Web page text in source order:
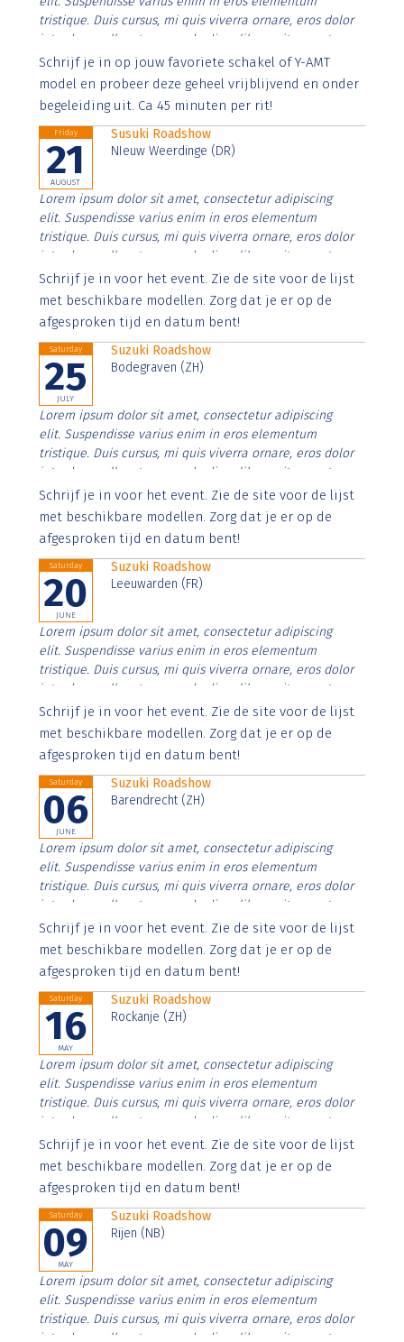
tristique. Duis cursus, mi quis viverra ornare, eros dolor
interdum nulla, ut commodo diam libero vitae erat.
Aenean faucibus nibh et justo cursus id rutrum lorem
imperdiet. Nunc ut sem vitae risus tristique posuere.
Schrijf je in op jouw favoriete schakel of Y-AMT
model en probeer deze geheel vrijblijvend en onder
begeleiding uit. Ca 45 minuten per rit!
Friday
21
AUGUST
Susuki Roadshow
NIeuw Weerdinge (DR)
Lorem ipsum dolor sit amet, consectetur adipiscing
elit. Suspendisse varius enim in eros elementum
tristique. Duis cursus, mi quis viverra ornare, eros dolor
interdum nulla, ut commodo diam libero vitae erat.
Aenean faucibus nibh et justo cursus id rutrum lorem
imperdiet. Nunc ut sem vitae risus tristique posuere.
Schrijf je in voor het event. Zie de site voor de lijst
met beschikbare modellen. Zorg dat je er op de
afgesproken tijd en datum bent!
Saturday
25
JULY
Suzuki Roadshow
Bodegraven (ZH)
Lorem ipsum dolor sit amet, consectetur adipiscing
elit. Suspendisse varius enim in eros elementum
tristique. Duis cursus, mi quis viverra ornare, eros dolor
interdum nulla, ut commodo diam libero vitae erat.
Aenean faucibus nibh et justo cursus id rutrum lorem
imperdiet. Nunc ut sem vitae risus tristique posuere.
Schrijf je in voor het event. Zie de site voor de lijst
met beschikbare modellen. Zorg dat je er op de
afgesproken tijd en datum bent!
Saturday
20
JUNE
Suzuki Roadshow
Leeuwarden (FR)
Lorem ipsum dolor sit amet, consectetur adipiscing
elit. Suspendisse varius enim in eros elementum
tristique. Duis cursus, mi quis viverra ornare, eros dolor
interdum nulla, ut commodo diam libero vitae erat.
Aenean faucibus nibh et justo cursus id rutrum lorem
imperdiet. Nunc ut sem vitae risus tristique posuere.
Schrijf je in voor het event. Zie de site voor de lijst
met beschikbare modellen. Zorg dat je er op de
afgesproken tijd en datum bent!
Saturday
06
JUNE
Suzuki Roadshow
Barendrecht (ZH)
Lorem ipsum dolor sit amet, consectetur adipiscing
elit. Suspendisse varius enim in eros elementum
tristique. Duis cursus, mi quis viverra ornare, eros dolor
interdum nulla, ut commodo diam libero vitae erat.
Aenean faucibus nibh et justo cursus id rutrum lorem
imperdiet. Nunc ut sem vitae risus tristique posuere.
Schrijf je in voor het event. Zie de site voor de lijst
met beschikbare modellen. Zorg dat je er op de
afgesproken tijd en datum bent!
Saturday
16
MAY
Suzuki Roadshow
Rockanje (ZH)
Lorem ipsum dolor sit amet, consectetur adipiscing
elit. Suspendisse varius enim in eros elementum
tristique. Duis cursus, mi quis viverra ornare, eros dolor
interdum nulla, ut commodo diam libero vitae erat.
Aenean faucibus nibh et justo cursus id rutrum lorem
imperdiet. Nunc ut sem vitae risus tristique posuere.
Schrijf je in voor het event. Zie de site voor de lijst
met beschikbare modellen. Zorg dat je er op de
afgesproken tijd en datum bent!
Saturday
09
MAY
Suzuki Roadshow
Rijen (NB)
Lorem ipsum dolor sit amet, consectetur adipiscing
elit. Suspendisse varius enim in eros elementum
tristique. Duis cursus, mi quis viverra ornare, eros dolor
interdum nulla, ut commodo diam libero vitae erat.